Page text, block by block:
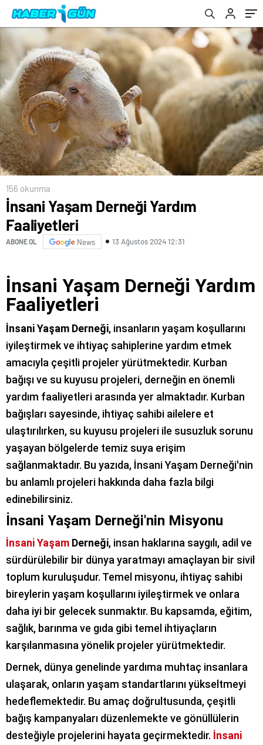
156 okunma
İnsani Yaşam Derneği Yardım
Faaliyetleri
ABONE OL News 13 Ağustos 2024 12:31
İnsani Yaşam Derneği Yardım
Faaliyetleri
İnsani Yaşam Derneği, insanların yaşam koşullarını
iyileştirmek ve ihtiyaç sahiplerine yardım etmek
amacıyla çeşitli projeler yürütmektedir. Kurban
bağışı ve su kuyusu projeleri, derneğin en önemli
yardım faaliyetleri arasında yer almaktadır. Kurban
bağışları sayesinde, ihtiyaç sahibi ailelere et
ulaştırılırken, su kuyusu projeleri ile susuzluk sorunu
yaşayan bölgelerde temiz suya erişim
sağlanmaktadır. Bu yazıda, İnsani Yaşam Derneği'nin
bu anlamlı projeleri hakkında daha fazla bilgi
edinebilirsiniz.
İnsani Yaşam Derneği'nin Misyonu
İnsani Yaşam Derneği, insan haklarına saygılı, adil ve
sürdürülebilir bir dünya yaratmayı amaçlayan bir sivil
toplum kuruluşudur. Temel misyonu, ihtiyaç sahibi
bireylerin yaşam koşullarını iyileştirmek ve onlara
daha iyi bir gelecek sunmaktır. Bu kapsamda, eğitim,
sağlık, barınma ve gıda gibi temel ihtiyaçların
karşılanmasına yönelik projeler yürütmektedir.
Dernek, dünya genelinde yardıma muhtaç insanlara
ulaşarak, onların yaşam standartlarını yükseltmeyi
hedeflemektedir. Bu amaç doğrultusunda, çeşitli
bağış kampanyaları düzenlemekte ve gönüllülerin
desteğiyle projelerini hayata geçirmektedir. İnsani